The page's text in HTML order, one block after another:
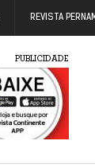
REVISTA
PUBLICIDADE